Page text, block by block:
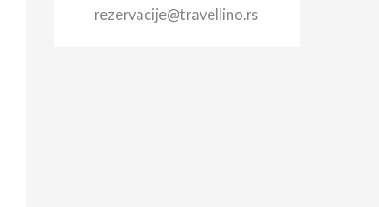
rezervacije@travellino.rs